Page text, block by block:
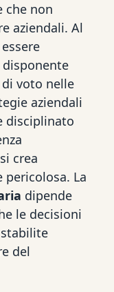
che non
aziendali. Al
voto nelle
aziendali
disciplinato
crea
La
dipende
le decisioni
del